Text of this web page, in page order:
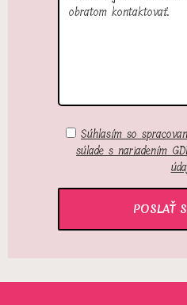
Súhlasím so
súlade s nariadením